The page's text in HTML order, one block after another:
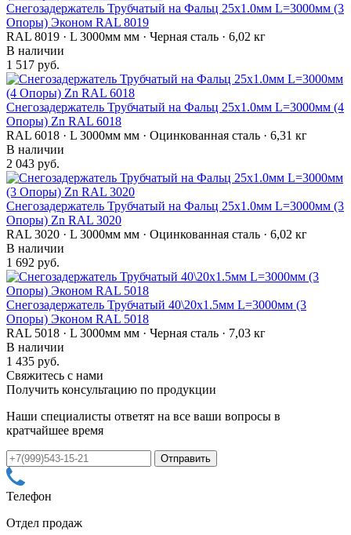
Снегозадержатель Трубчатый на Фальц 25х1.0мм L=3000мм (3
Опоры) Эконом RAL 8019
RAL 8019 · L 3000мм мм · Черная сталь · 6,02 кг
В наличии
1 517 руб.
Снегозадержатель Трубчатый на Фальц 25х1.0мм L=3000мм (4
Опоры) Zn RAL 6018
RAL 6018 · L 3000мм мм · Оцинкованная сталь · 6,31 кг
В наличии
2 043 руб.
Снегозадержатель Трубчатый на Фальц 25х1.0мм L=3000мм (3
Опоры) Zn RAL 3020
RAL 3020 · L 3000мм мм · Оцинкованная сталь · 6,02 кг
В наличии
1 692 руб.
Снегозадержатель Трубчатый 40\20х1.5мм L=3000мм (3
Опоры) Эконом RAL 5018
RAL 5018 · L 3000мм мм · Черная сталь · 7,03 кг
В наличии
1 435 руб.
Свяжитесь с нами
Получить консультацию по продукции
Наши специалисты ответят на все ваши вопросы в
кратчайшее время
Телефон
Отдел продаж